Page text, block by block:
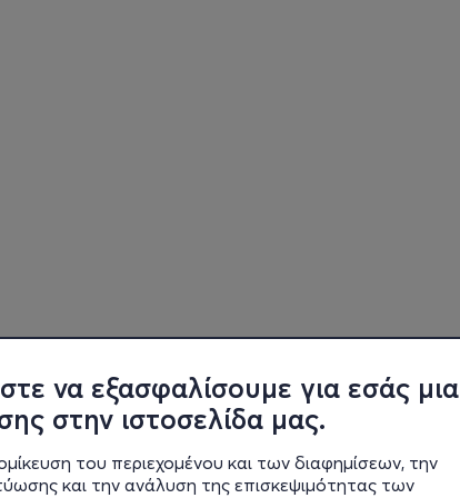
να εξασφαλίσουμε για εσάς μια
στην ιστοσελίδα μας.
του περιεχομένου και των διαφημίσεων, την
και την ανάλυση της επισκεψιμότητας των